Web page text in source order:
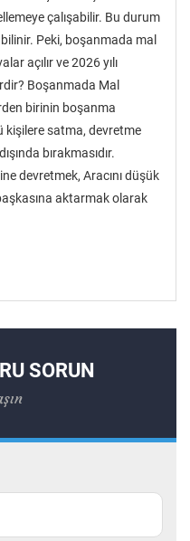
çalışabilir. Bu durum
Peki, boşanmada mal
açılır ve 2026 yılı
Boşanmada Mal
birinin boşanma
kişilere satma, devretme
bırakmasıdır.
devretmek, Aracını düşük
aktarmak olarak
SORUN